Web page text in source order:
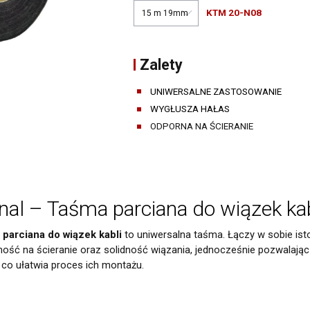
Pozostałe środki warsztatowe
KTM 20-N08
Zalety
UNIWERSALNE ZASTOSOWANIE
WYGŁUSZA HAŁAS
ODPORNA NA ŚCIERANIE
– Taśma parciana do wiązek
do wiązek kabli to uniwersalna taśma. Łączy w sobie
na ścieranie oraz solidność wiązania, jednocześnie
ułatwia proces ich montażu.
moich danych osobowych zamieszczonych w powyższym formularzu
200) przy ul. Schonów 3 w celu odpowiedzi na moje zapytanie. Zapoznałem/